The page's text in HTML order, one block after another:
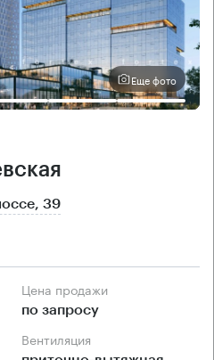
Еще фото
39
Цена продажи
по запросу
Вентиляция